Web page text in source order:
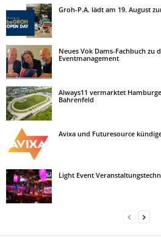
Groh-P.A. lädt am 19. August
Neues Vok Dams-Fachbuch zu
Eventmanagement
Always11 vermarktet
Bahrenfeld
Avixa und Futuresource
Light Event